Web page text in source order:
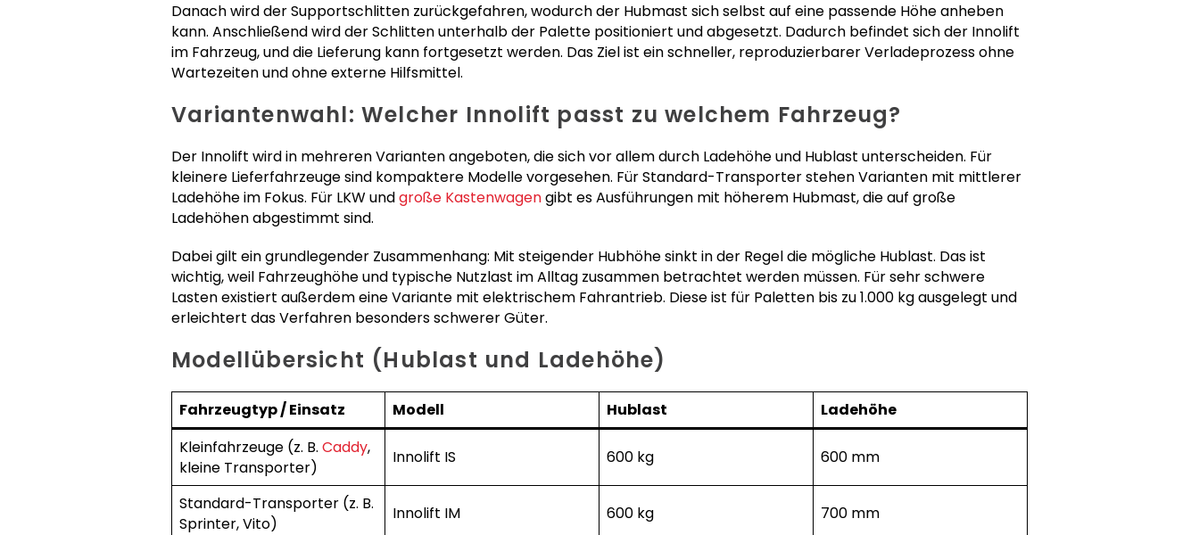
Danach wird der Supportschlitten zurückgefahren, wodurch der Hubmast sich selbst auf eine passende Höhe anheben
kann. Anschließend wird der Schlitten unterhalb der Palette positioniert und abgesetzt. Dadurch befindet sich der Innolift
im Fahrzeug, und die Lieferung kann fortgesetzt werden. Das Ziel ist ein schneller, reproduzierbarer Verladeprozess ohne
Wartezeiten und ohne externe Hilfsmittel.
Variantenwahl: Welcher Innolift passt zu welchem Fahrzeug?
Der Innolift wird in mehreren Varianten angeboten, die sich vor allem durch Ladehöhe und Hublast unterscheiden. Für
kleinere Lieferfahrzeuge sind kompaktere Modelle vorgesehen. Für Standard-Transporter stehen Varianten mit mittlerer
Ladehöhe im Fokus. Für LKW undgroße Kastenwagengibt es Ausführungen mit höherem Hubmast, die auf große
Ladehöhen abgestimmt sind.
Dabei gilt ein grundlegender Zusammenhang: Mit steigender Hubhöhe sinkt in der Regel die mögliche Hublast. Das ist
wichtig, weil Fahrzeughöhe und typische Nutzlast im Alltag zusammen betrachtet werden müssen. Für sehr schwere
Lasten existiert außerdem eine Variante mit elektrischem Fahrantrieb. Diese ist für Paletten bis zu 1.000 kg ausgelegt und
erleichtert das Verfahren besonders schwerer Güter.
Modellübersicht (Hublast und Ladehöhe)
Fahrzeugtyp / Einsatz Modell Hublast
Ladehöhe
Kleinfahrzeuge (z. B. Caddy,
kleine Transporter)
Innolift IS 600 kg 600 mm
Standard-Transporter (z. B.
Sprinter, Vito)
Innolift IM 600 kg 700 mm